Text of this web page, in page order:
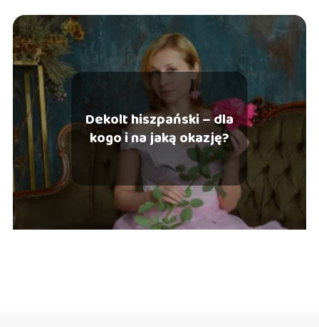
Dekolt hiszpański – dla
kogo i na jaką okazję?